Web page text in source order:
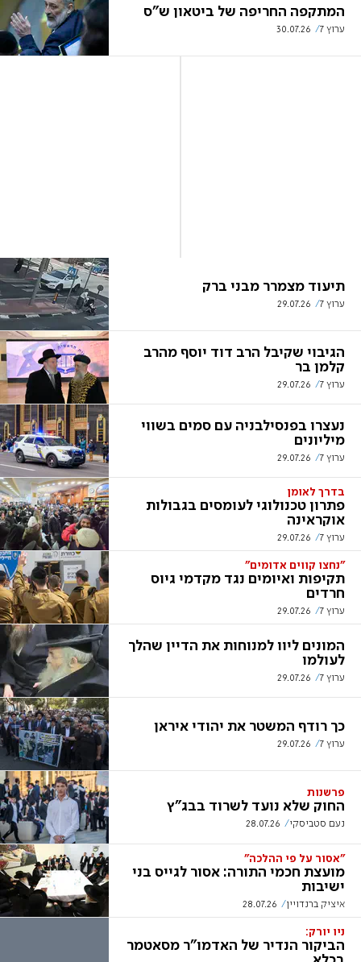
המתקפה החריפה של ביטאון ש"ס
ערוץ 7 30.07.26
תיעוד מצמרר מבני ברק
ערוץ 7 29.07.26
הגיבוי שקיבל הרב דוד יוסף מהרב
קלמן בר
ערוץ 7 29.07.26
נעצרו בפנסילבניה עם סמים בשווי
מיליונים
ערוץ 7 29.07.26
בדרך לאומן
פתרון טכנולוגי לעומסים בגבולות
אוקראינה
ערוץ 7 29.07.26
"נחצו קווים אדומים"
תקיפות ואיומים נגד מקדמי גיוס
חרדים
ערוץ 7 29.07.26
המונים ליוו למנוחות את הדיין שהלך
לעולמו
ערוץ 7 29.07.26
כך רודף המשטר את יהודי איראן
ערוץ 7 29.07.26
פרשנות
החוק שלא נועד לשרוד בבג"ץ
נעם סטביסקי 28.07.26
"אסור על פי ההלכה"
מועצת חכמי התורה: אסור לגייס בני
ישיבות
איציק ברנדויין 28.07.26
ניו יורק:
הביקור הנדיר של האדמו"ר מסאטמר